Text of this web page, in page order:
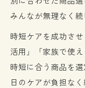
みんなが無理なく
時短ケアを成功さ
活用」「家族で使
時短に合う商品を
日のケアが負担な